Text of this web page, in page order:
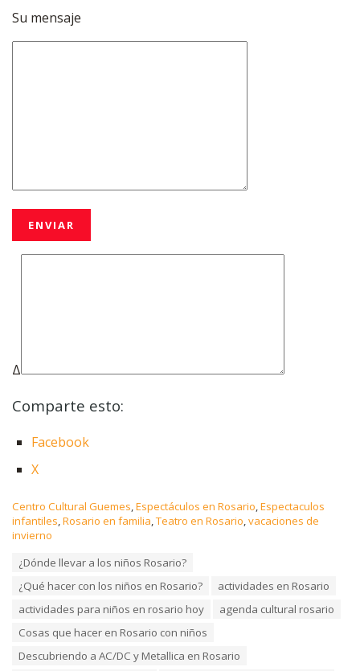
Su mensaje
Δ
Comparte esto:
Facebook
X
C
a
t
Centro Cultural Guemes,Espectáculos en Rosario,Espectaculos
infantiles,Rosario en familia,Teatro en Rosario,vacaciones de
invierno
¿Dónde llevar a los niños Rosario?
¿Qué hacer con los niños en Rosario?
actividades en Rosario
actividades para niños en rosario hoy
agenda cultural rosario
Cosas que hacer en Rosario con niños
Descubriendo a AC/DC y Metallica en Rosario